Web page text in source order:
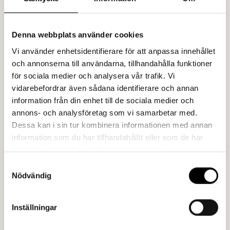
Denna webbplats använder cookies
Vi använder enhetsidentifierare för att anpassa innehållet
och annonserna till användarna, tillhandahålla funktioner
för sociala medier och analysera vår trafik. Vi
vidarebefordrar även sådana identifierare och annan
information från din enhet till de sociala medier och
annons- och analysföretag som vi samarbetar med.
Dessa kan i sin tur kombinera informationen med annan
information som du har tillhandahållit eller som de har
samlat in när du har använt deras tjänster.
Nödvändig
Inställningar
lösningar får.
OK, men sen då?
– I det här skedet är det dags att analysera dina
insamlade insikter. Ta fram en handlingsplan och
utvärdera den. Kan enskilda handlingar kombineras?
Kan de förenklas? Till sist är det dags att faktiskt testa
din lösning. Fungerar den? Har du gjort hemläxan är det
stor chans att den faktiskt gör det.
kreativt arbete. Med en utbildning i
förespråkare av vetenskap och att inte bara förlita sig
på magkänsla. Melker går i god för Coglodes metoder